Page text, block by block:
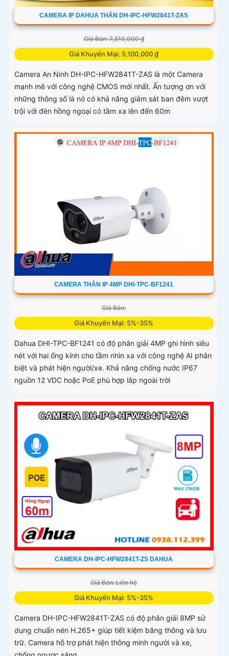
CAMERA IP DAHUA THÂN DH-IPC-HFW2841T-ZAS
Giá Bán: 7,310,000 ₫
Giá Khuyến Mại: 5,100,000 ₫
Camera An Ninh DH-IPC-HFW2841T-ZAS là một Camera
mạnh mẽ với công nghệ CMOS mới nhất. Ấn tượng ơn với
những thông số là nó có khả năng giám sát ban đêm vượt
trội với đèn hồng ngoại có tầm xa lên đến 60m
CAMERA THÂN IP 4MP DHI-TPC-BF1241
Giá Bán:
Giá Khuyến Mại: 5%-35%
Dahua DHI-TPC-BF1241 có độ phân giải 4MP ghi hình siêu
nét với hai ống kính cho tầm nhìn xa với công nghệ AI phân
biệt và phát hiện người/xe. Khả năng chống nước IP67
nguồn 12 VDC hoặc PoE phù hợp lắp ngoài trời
CAMERA DH-IPC-HFW2841T-ZS DAHUA
Giá Bán: Liên hệ
Giá Khuyến Mại: 5%-35%
Camera DH-IPC-HFW2841T-ZAS có độ phân giải 8MP sử
dụng chuẩn nén H.265+ giúp tiết kiệm băng thông và lưu
trữ. Camera hỗ trợ phát hiện thông minh người và xe,